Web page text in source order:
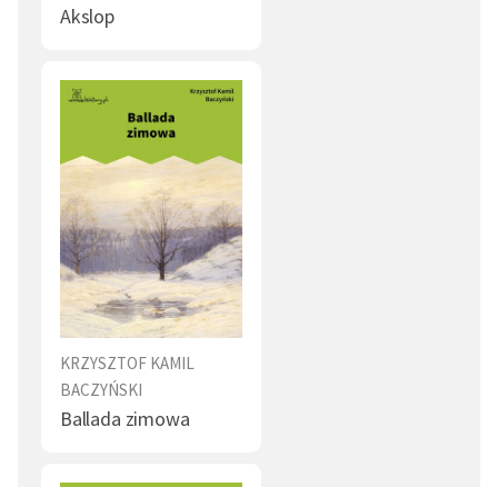
Akslop
KRZYSZTOF KAMIL
BACZYŃSKI
Ballada zimowa